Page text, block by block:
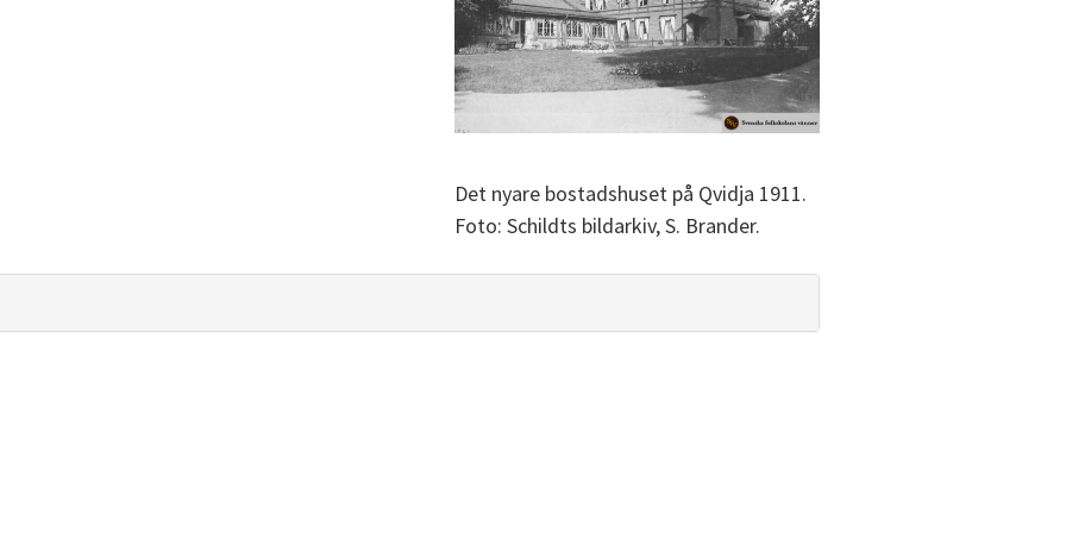
Det nyare bostadshuset på Qvidja 1911.
Foto: Schildts bildarkiv, S. Brander.